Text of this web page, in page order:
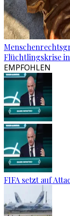
Flüchtlingskrise
EMPFOHLEN
FIFA setzt auf